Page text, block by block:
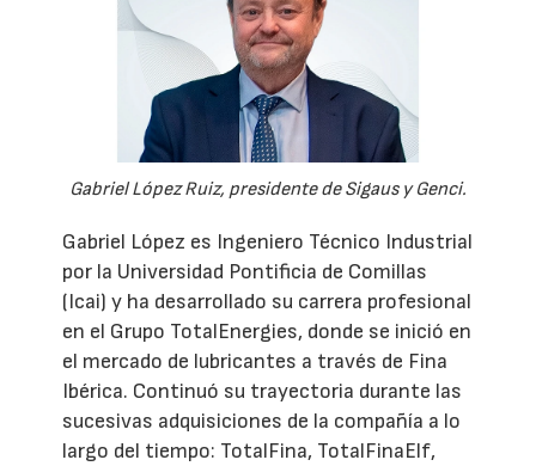
Gabriel López Ruiz, presidente de Sigaus y Genci.
Gabriel López es Ingeniero Técnico Industrial
por la Universidad Pontificia de Comillas
(Icai) y ha desarrollado su carrera profesional
en el Grupo TotalEnergies, donde se inició en
el mercado de lubricantes a través de Fina
Ibérica. Continuó su trayectoria durante las
sucesivas adquisiciones de la compañía a lo
largo del tiempo: TotalFina, TotalFinaElf,